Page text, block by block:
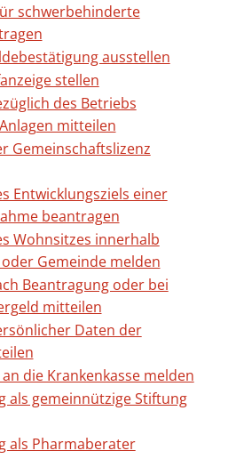
schwerbehinderte
ausstellen
stellen
des Betriebs
mitteilen
Gemeinschaftslizenz
Entwicklungsziels einer
beantragen
Wohnsitzes innerhalb
Gemeinde melden
Beantragung oder bei
mitteilen
Daten der
die Krankenkasse melden
als gemeinnützige Stiftung
als Pharmaberater